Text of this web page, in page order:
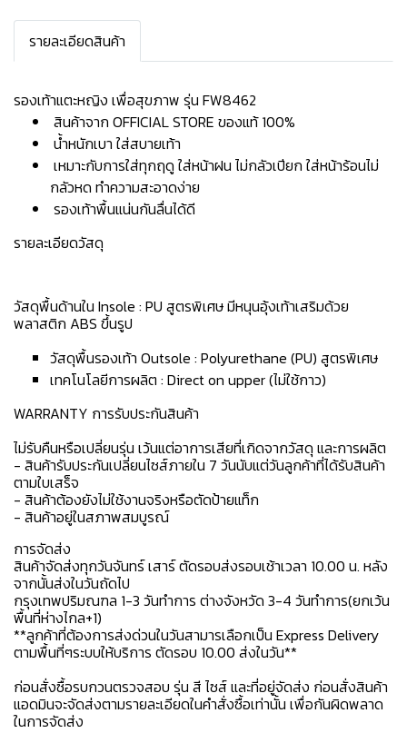
รายละเอียดสินค้า
รองเท้าแตะหญิง เพื่อสุขภาพ รุ่น FW8462
สินค้าจาก OFFICIAL STORE ของแท้ 100%
น้ำหนักเบา ใส่สบายเท้า
เหมาะกับการใส่ทุกฤดู ใส่หน้าฝน ไม่กลัวเปียก ใส่หน้าร้อนไม่
กลัวหด ทำความสะอาดง่าย
รองเท้าพื้นแน่นกันลื่นได้ดี
รายละเอียดวัสดุ
วัสดุพื้นด้านใน Insole : PU สูตรพิเศษ มีหนุนอุ้งเท้าเสริมด้วย
พลาสติก ABS ขึ้นรูป
วัสดุพื้นรองเท้า Outsole : Polyurethane (PU) สูตรพิเศษ
เทคโนโลยีการผลิต : Direct on upper (ไม่ใช้กาว)
WARRANTY การรับประกันสินค้า
ไม่รับคืนหรือเปลี่ยนรุ่น เว้นแต่อาการเสียที่เกิดจากวัสดุ และการผลิต
- สินค้ารับประกันเปลี่ยนไซส์ภายใน 7 วันนับแต่วันลูกค้าที่ได้รับสินค้า
ตามใบเสร็จ
- สินค้าต้องยังไม่ใช้งานจริงหรือตัดป้ายแท็ก
- สินค้าอยู่ในสภาพสมบูรณ์
การจัดส่ง
สินค้าจัดส่งทุกวันจันทร์ เสาร์ ตัดรอบส่งรอบเช้าเวลา 10.00 น. หลัง
จากนั้นส่งในวันถัดไป
กรุงเทพปริมณฑล 1-3 วันทำการ ต่างจังหวัด 3-4 วันทำการ(ยกเว้น
พื้นที่ห่างไกล+1)
**ลูกค้าที่ต้องการส่งด่วนในวันสามารเลือกเป็น Express Delivery
ตามพื้นที่ๆระบบให้บริการ ตัดรอบ 10.00 ส่งในวัน**
ก่อนสั่งซื้อรบกวนตรวจสอบ รุ่น สี ไซส์ และที่อยู่จัดส่ง ก่อนสั่งสินค้า
แอดมินจะจัดส่งตามรายละเอียดในคำสั่งซื้อเท่านั้น เพื่อกันผิดพลาด
ในการจัดส่ง